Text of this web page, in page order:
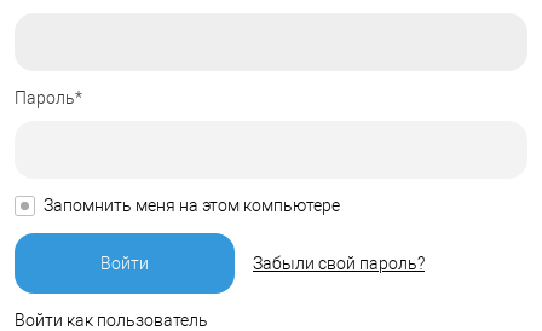
Пароль*
Запомнить меня на этом компьютере
Забыли свой пароль?
Войти как пользователь